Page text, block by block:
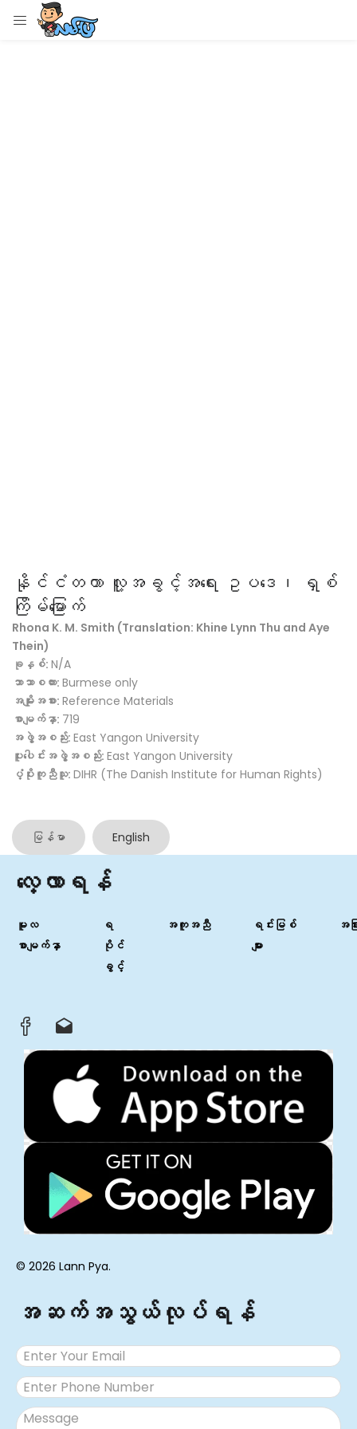
နိုင်ငံတကာ လူ့အခွင့်အရေး ဥပဒေ၊ ရှစ်
ကြိမ်မြောက်
Rhona K. M. Smith (Translation: Khine Lynn Thu and Aye
Thein)
ခုနှစ်: N/A
ဘာသာစကား: Burmese only
အမျိုးအစား: Reference Materials
စာမျက်နှာ: 719
အဖွဲ့အစည်း: East Yangon University
ပူးပေါင်းအဖွဲ့အစည်း: East Yangon University
ပံ့ပိုးကူညီသူ: DIHR (The Danish Institute for Human Rights)
မြန်မာ English
လေ့လာရန်
မူလ
စာမျက်နှာ
ရ
ပိုင်
ခွင့်
အကူအညီ
ရင်းမြစ်
များ
အခြ
© 2026 Lann Pya.
အဆက်အသွယ်လုပ်ရန်
LOGIN